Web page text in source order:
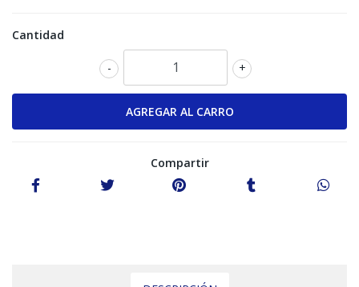
Cantidad
+
-
Compartir